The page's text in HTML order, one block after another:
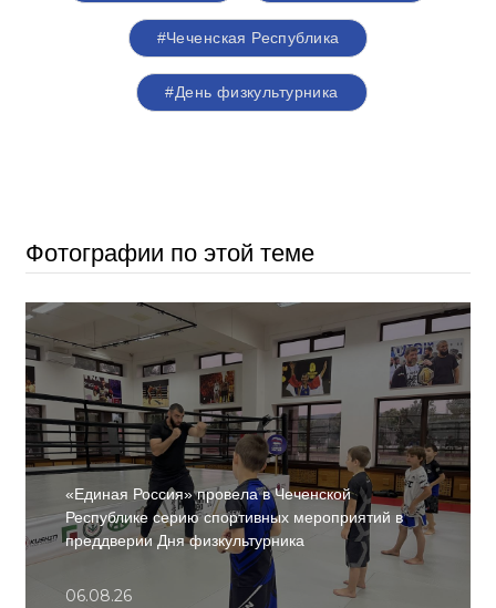
#Чеченская Республика
#День физкультурника
Фотографии по этой теме
«Единая Россия» провела в Чеченской
Республике серию спортивных мероприятий в
преддверии Дня физкультурника
06.08.26